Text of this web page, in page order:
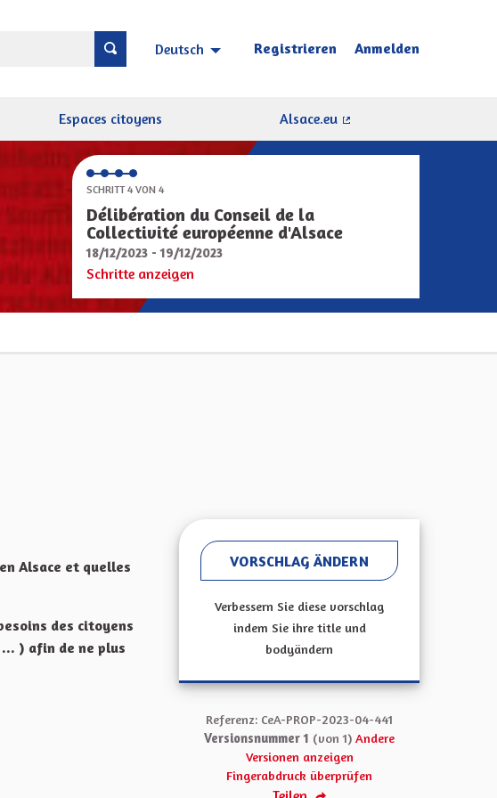
Deutsch Choisir la langue Sprache wählen
Registrieren Anmelden
Espaces citoyens
Alsace.eu
SCHRITT 4 VON 4
Délibération du Conseil de la
Collectivité européenne d'Alsace
18/12/2023 - 19/12/2023
Schritte anzeigen
Alsace et quelles
des citoyens
) afin de ne plus
VORSCHLAG ÄNDERN
Verbessern Sie diese vorschlag
indem Sie ihre title und
bodyändern
Referenz: CeA-PROP-2023-04-441
Versionsnummer 1 (von 1) Andere
Versionen anzeigen
Fingerabdruck überprüfen